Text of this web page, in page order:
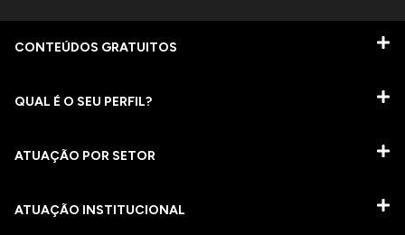
CONTEÚDOS GRATUITOS
QUAL É O SEU PERFIL?
ATUAÇÃO POR SETOR
ATUAÇÃO INSTITUCIONAL